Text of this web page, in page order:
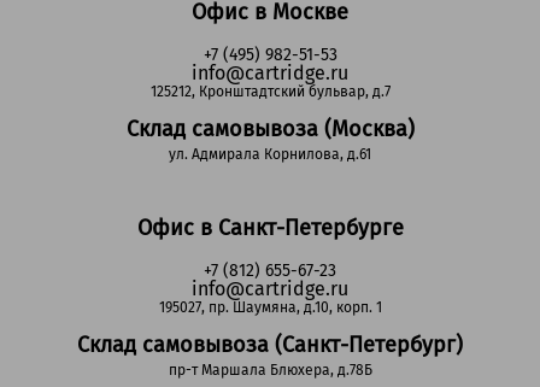
Офис в Москве
+7 (495) 982-51-53
info@cartridge.ru
125212, Кронштадтский бульвар, д.7
Склад самовывоза (Москва)
ул. Адмирала Корнилова, д.61
Офис в Санкт-Петербурге
+7 (812) 655-67-23
info@cartridge.ru
195027, пр. Шаумяна, д.10, корп. 1
Склад самовывоза (Санкт-Петербург)
пр-т Маршала Блюхера, д.78Б